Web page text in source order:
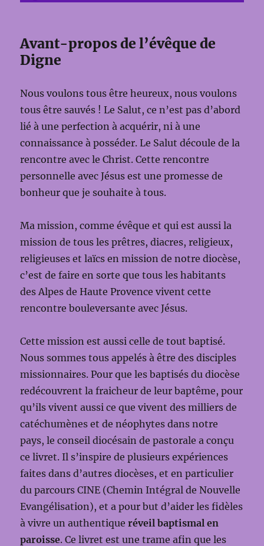
Avant-propos de l’évêque de
Digne
Nous voulons tous être heureux, nous voulons
tous être sauvés ! Le Salut, ce n’est pas d’abord
lié à une perfection à acquérir, ni à une
connaissance à posséder. Le Salut découle de la
rencontre avec le Christ. Cette rencontre
personnelle avec Jésus est une promesse de
bonheur que je souhaite à tous.
Ma mission, comme évêque et qui est aussi la
mission de tous les prêtres, diacres, religieux,
religieuses et laïcs en mission de notre diocèse,
c’est de faire en sorte que tous les habitants
des Alpes de Haute Provence vivent cette
rencontre bouleversante avec Jésus.
Cette mission est aussi celle de tout baptisé.
Nous sommes tous appelés à être des disciples
missionnaires. Pour que les baptisés du diocèse
redécouvrent la fraicheur de leur baptême, pour
qu’ils vivent aussi ce que vivent des milliers de
catéchumènes et de néophytes dans notre
pays, le conseil diocésain de pastorale a conçu
ce livret. Il s’inspire de plusieurs expériences
faites dans d’autres diocèses, et en particulier
du parcours CINE (Chemin Intégral de Nouvelle
Evangélisation), et a pour but d’aider les fidèles
à vivre un authentiqueréveil baptismal en
paroisse. Ce livret est une trame afin que les